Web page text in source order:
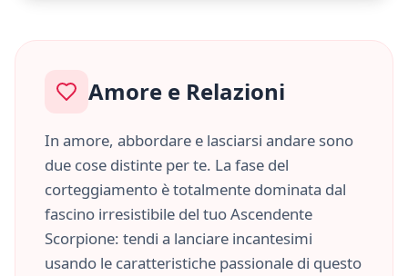
Amore e Relazioni
In amore, abbordare e lasciarsi andare sono
due cose distinte per te. La fase del
corteggiamento è totalmente dominata dal
fascino irresistibile del tuo Ascendente
Scorpione: tendi a lanciare incantesimi
usando le caratteristiche passionale di questo